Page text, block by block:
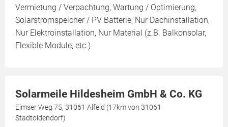
Vermietung / Verpachtung, Wartung / Optimierung,
Solarstromspeicher / PV Batterie, Nur Dachinstallation,
Nur Elektroinstallation, Nur Material (z.B. Balkonsolar,
Flexible Module, etc.)
Solarmeile Hildesheim GmbH & Co. KG
Eimser Weg 75, 31061 Alfeld (17km von 31061
Stadtoldendorf)